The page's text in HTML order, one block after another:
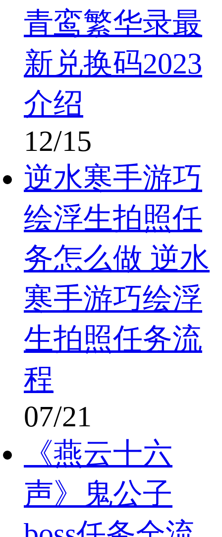
青鸾繁华录最
新兑换码2023
介绍
12/15
逆水寒手游巧
绘浮生拍照任
务怎么做 逆水
寒手游巧绘浮
生拍照任务流
程
07/21
《燕云十六
声》鬼公子